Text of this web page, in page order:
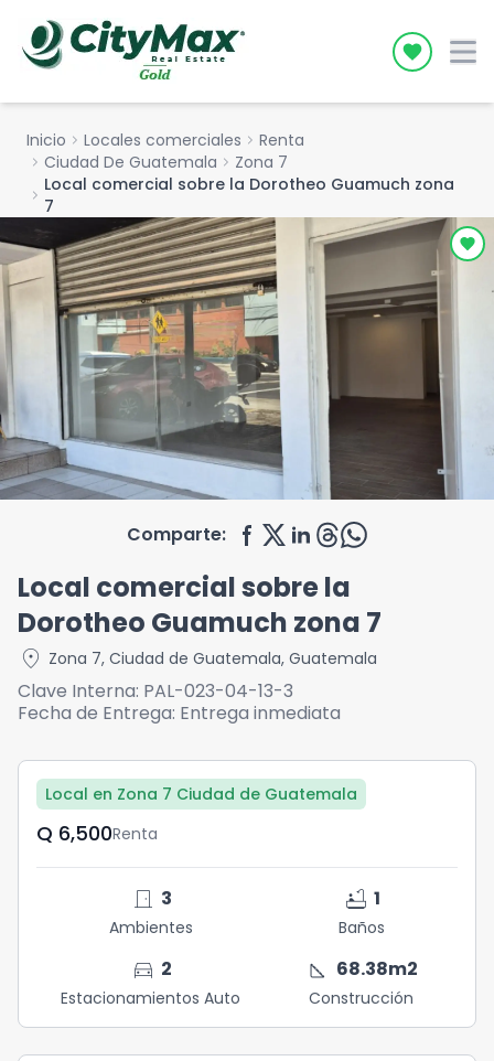
Icon
Inicio chevron_right Locales comerciales chevron_right Renta
chevron_right Ciudad De Guatemala chevron_right Zona 7
chevron_right Local comercial sobre la Dorotheo Guamuch zona
7
Comparte:
Local comercial sobre la
Dorotheo Guamuch zona 7
location_on Zona 7, Ciudad de Guatemala, Guatemala
Clave Interna: PAL-023-04-13-3
Fecha de Entrega: Entrega inmediata
Local en Zona 7 Ciudad de Guatemala
Q	6,500Renta
door_front 3
Ambientes
bathtub 1
Baños
directions_car 2
Estacionamientos Auto
square_foot 68.38m2
Construcción